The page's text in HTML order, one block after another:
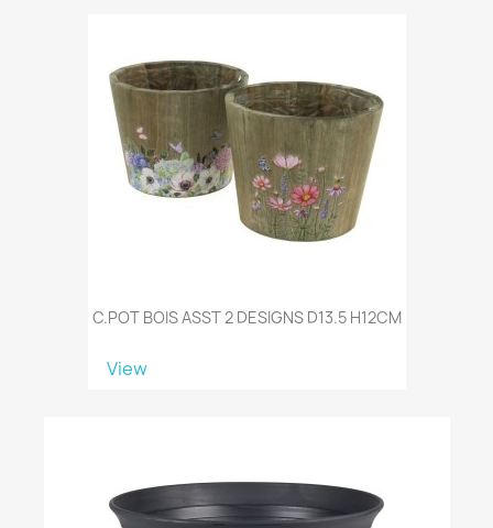
C.POT BOIS ASST 2 DESIGNS D13.5 H12CM
View